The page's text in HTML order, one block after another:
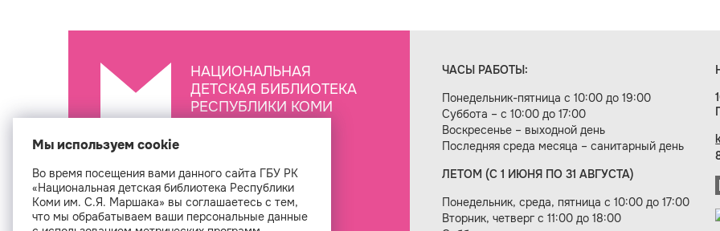
НАЦИОНАЛЬНАЯ
ДЕТСКАЯ БИБЛИОТЕКА
РЕСПУБЛИКИ КОМИ
ЧАСЫ РАБОТЫ:
Понедельник-пятница с 10:00 до 19:00
Суббота – с 10:00 до 17:00
Воскресенье – выходной день
Последняя среда месяца – санитарный день
ЛЕТОМ (С 1 ИЮНЯ ПО 31 АВГУСТА)
Понедельник, среда, пятница с 10:00 до 17:00
Вторник, четверг с 11:00 до 18:00
Создание сайта — веб-студия «Цифровой век»
Мы используем cookie
Во время посещения вами данного сайта ГБУ РК
«Национальная детская библиотека Республики
Коми им. С.Я. Маршака» вы соглашаетесь с тем,
что мы обрабатываем ваши персональные данные